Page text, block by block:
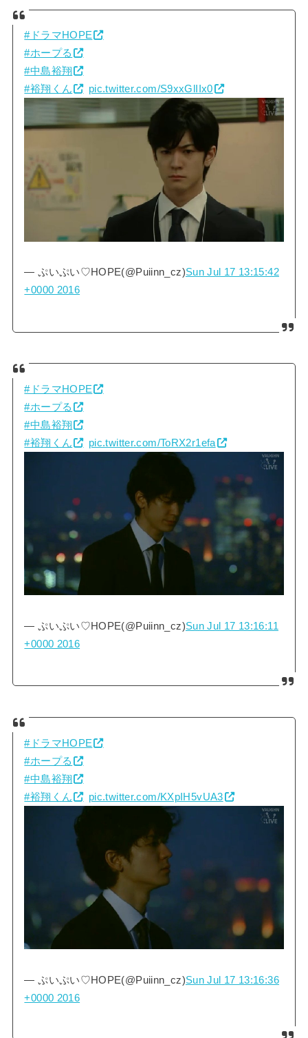
#ドラマHOPE
#ホープる
#中島裕翔
#裕翔くん
pic.twitter.com/S9xxGlIIx0
— ぷいぷい♡HOPE(@Puiinn_cz)Sun Jul 17 13:15:42
+0000 2016
#ドラマHOPE
#ホープる
#中島裕翔
#裕翔くん
pic.twitter.com/ToRX2r1efa
— ぷいぷい♡HOPE(@Puiinn_cz)Sun Jul 17 13:16:11
+0000 2016
#ドラマHOPE
#ホープる
#中島裕翔
#裕翔くん
pic.twitter.com/KXpIH5vUA3
— ぷいぷい♡HOPE(@Puiinn_cz)Sun Jul 17 13:16:36
+0000 2016